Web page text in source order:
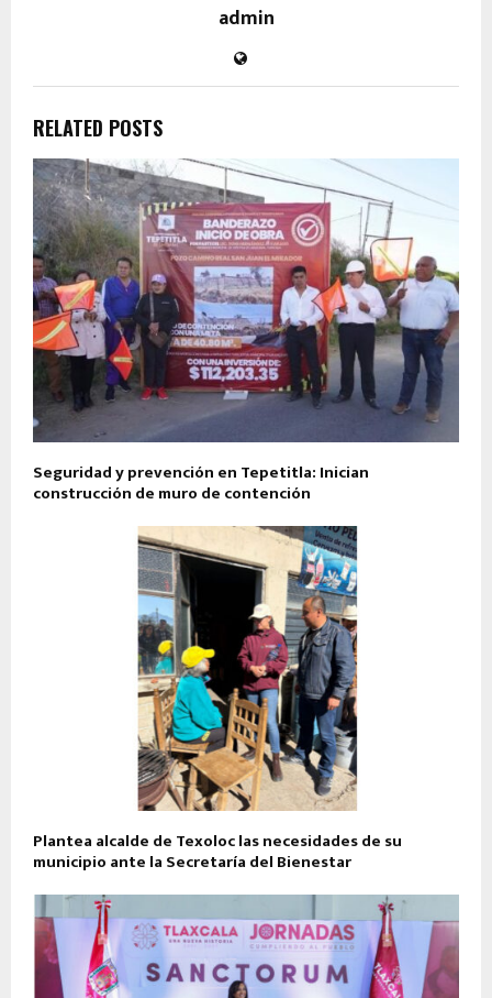
admin
RELATED POSTS
Seguridad y prevención en Tepetitla: Inician
construcción de muro de contención
Plantea alcalde de Texoloc las necesidades de su
municipio ante la Secretaría del Bienestar